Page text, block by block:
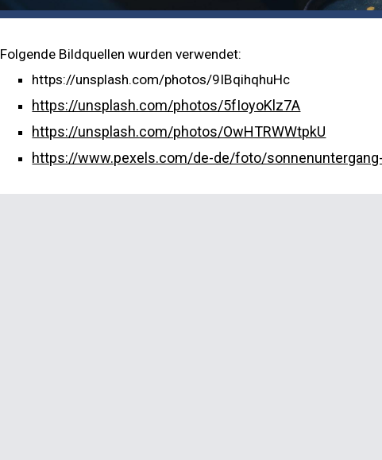
Folgende Bildquellen wurden verwendet:
https://unsplash.com/photos/9IBqihqhuHc
https://unsplash.com/photos/5fIoyoKlz7A
https://unsplash.com/photos/OwHTRWWtpkU
https://www.pexels.com/de-de/foto/